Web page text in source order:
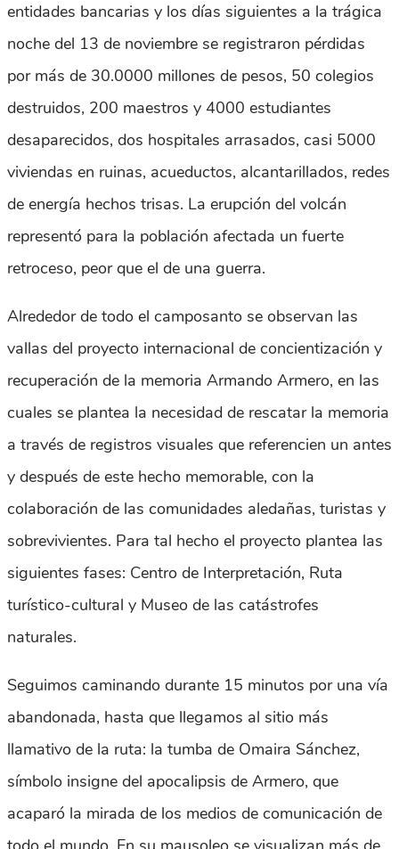
entidades bancarias y los días siguientes a la trágica
noche del 13 de noviembre se registraron pérdidas
por más de 30.0000 millones de pesos, 50 colegios
destruidos, 200 maestros y 4000 estudiantes
desaparecidos, dos hospitales arrasados, casi 5000
viviendas en ruinas, acueductos, alcantarillados, redes
de energía hechos trisas. La erupción del volcán
representó para la población afectada un fuerte
retroceso, peor que el de una guerra.
Alrededor de todo el camposanto se observan las
vallas del proyecto internacional de concientización y
recuperación de la memoria Armando Armero, en las
cuales se plantea la necesidad de rescatar la memoria
a través de registros visuales que referencien un antes
y después de este hecho memorable, con la
colaboración de las comunidades aledañas, turistas y
sobrevivientes. Para tal hecho el proyecto plantea las
siguientes fases: Centro de Interpretación, Ruta
turístico-cultural y Museo de las catástrofes
naturales.
Seguimos caminando durante 15 minutos por una vía
abandonada, hasta que llegamos al sitio más
llamativo de la ruta: la tumba de Omaira Sánchez,
símbolo insigne del apocalipsis de Armero, que
acaparó la mirada de los medios de comunicación de